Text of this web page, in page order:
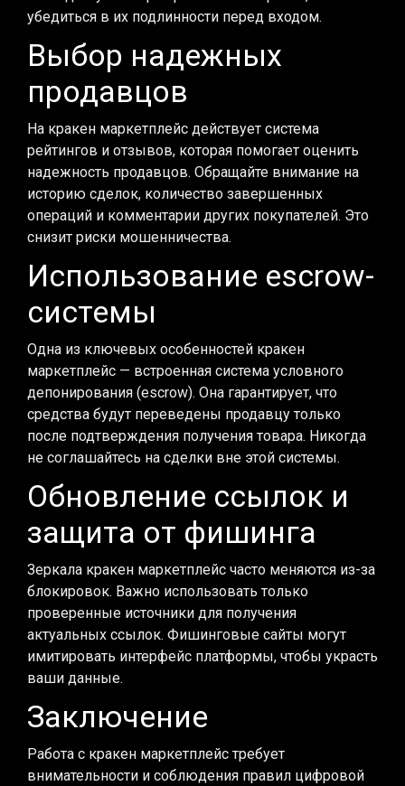
убедиться в их подлинности перед входом.
Выбор надежных
продавцов
На кракен маркетплейс действует система
рейтингов и отзывов, которая помогает оценить
надежность продавцов. Обращайте внимание на
историю сделок, количество завершенных
операций и комментарии других покупателей. Это
снизит риски мошенничества.
Использование escrow-
системы
Одна из ключевых особенностей кракен
маркетплейс — встроенная система условного
депонирования (escrow). Она гарантирует, что
средства будут переведены продавцу только
после подтверждения получения товара. Никогда
не соглашайтесь на сделки вне этой системы.
Обновление ссылок и
защита от фишинга
Зеркала кракен маркетплейс часто меняются из-за
блокировок. Важно использовать только
проверенные источники для получения
актуальных ссылок. Фишинговые сайты могут
имитировать интерфейс платформы, чтобы украсть
ваши данные.
Заключение
Работа с кракен маркетплейс требует
внимательности и соблюдения правил цифровой